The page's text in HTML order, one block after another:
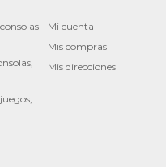
Mi cuenta
Mis compras
Mis direcciones